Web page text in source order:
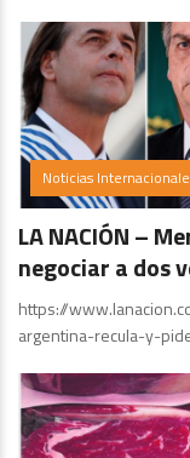
Noticias
LA NACIÓN –
negociar a dos
https://
argentina-recula-y-